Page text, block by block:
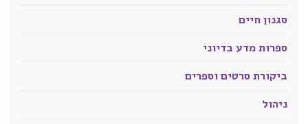
סגנון חיים
ספרות מדע בדיוני
ביקורת סרטים וספרים
ניהול